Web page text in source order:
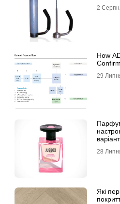
2
How
29
28
Які